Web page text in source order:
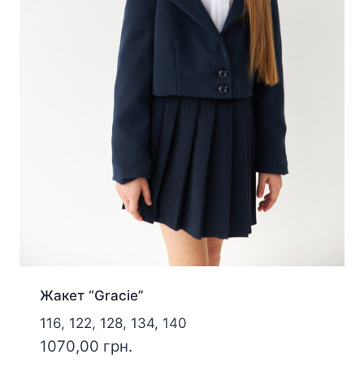
Жакет “Gracie”
116, 122, 128, 134, 140
1070,00 грн.